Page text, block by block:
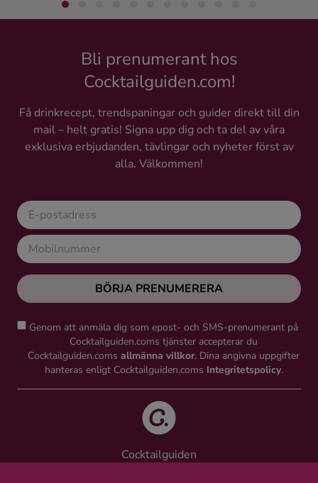
Bli prenumerant hos
Cocktailguiden.com!
Få drinkrecept, trendspaningar och guider direkt till din
mail – helt gratis! Signa upp dig och ta del av våra
exklusiva erbjudanden, tävlingar och nyheter först av
alla. Välkommen!
BÖRJA PRENUMERERA
Genom att anmäla dig som epost- och SMS-prenumerant på
Cocktailguiden.coms tjänster accepterar du
Cocktailguiden.coms allmänna villkor. Dina angivna uppgifter
hanteras enligt Cocktailguiden.coms Integritetspolicy.
Cocktailguiden